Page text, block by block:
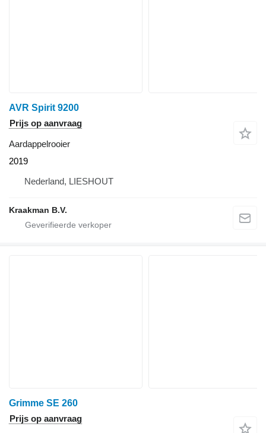
AVR Spirit 9200
Prijs op aanvraag
Aardappelrooier
2019
Nederland, LIESHOUT
Kraakman B.V.
Grimme SE 260
Prijs op aanvraag